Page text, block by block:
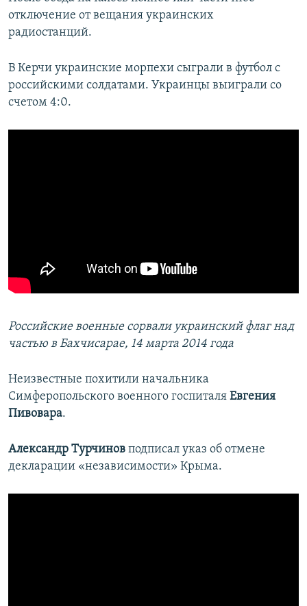
отключение от вещания украинских
радиостанций.
В Керчи украинские морпехи сыграли в футбол с
российскими солдатами. Украинцы выиграли со
счетом 4:0.
Российские военные сорвали украинский флаг над
частью в Бахчисарае, 14 марта 2014 года
Неизвестные похитили начальника
Симферопольского военного госпиталя Евгения
Пивовара.
Александр Турчинов подписал указ об отмене
декларации «независимости» Крыма.